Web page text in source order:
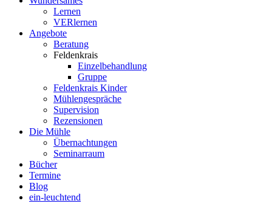
Lernen
VERlernen
Angebote
Beratung
Feldenkrais
Einzelbehandlung
Gruppe
Feldenkrais Kinder
Mühlengespräche
Supervision
Rezensionen
Die Mühle
Übernachtungen
Seminarraum
Bücher
Termine
Blog
ein-leuchtend